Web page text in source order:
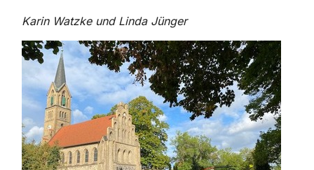
Karin Watzke und Linda Jünger